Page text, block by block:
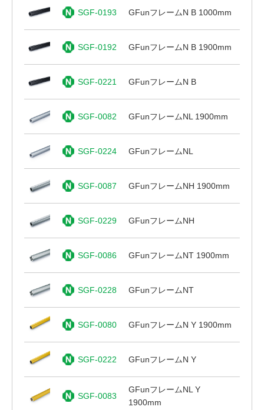
SGF-0193 GFunフレームN B 1000mm
SGF-0192 GFunフレームN B 1900mm
SGF-0221 GFunフレームN B
SGF-0082 GFunフレームNL 1900mm
SGF-0224 GFunフレームNL
SGF-0087 GFunフレームNH 1900mm
SGF-0229 GFunフレームNH
SGF-0086 GFunフレームNT 1900mm
SGF-0228 GFunフレームNT
SGF-0080 GFunフレームN Y 1900mm
SGF-0222 GFunフレームN Y
SGF-0083
GFunフレームNL Y
1900mm